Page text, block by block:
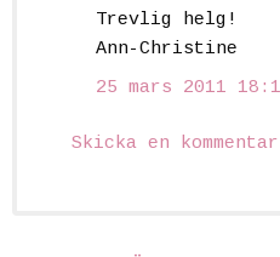
Trevlig helg!
Ann-Christine
25 mars 2011
Skicka en kommentar